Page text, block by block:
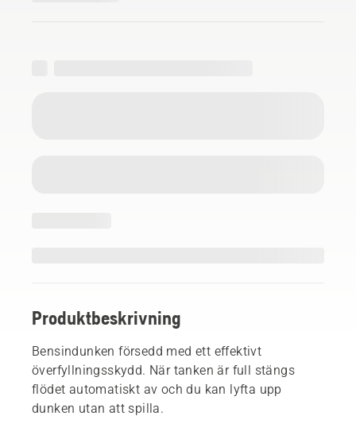
Produktbeskrivning
Bensindunken försedd med ett effektivt
överfyllningsskydd. När tanken är full stängs
flödet automatiskt av och du kan lyfta upp
dunken utan att spilla.